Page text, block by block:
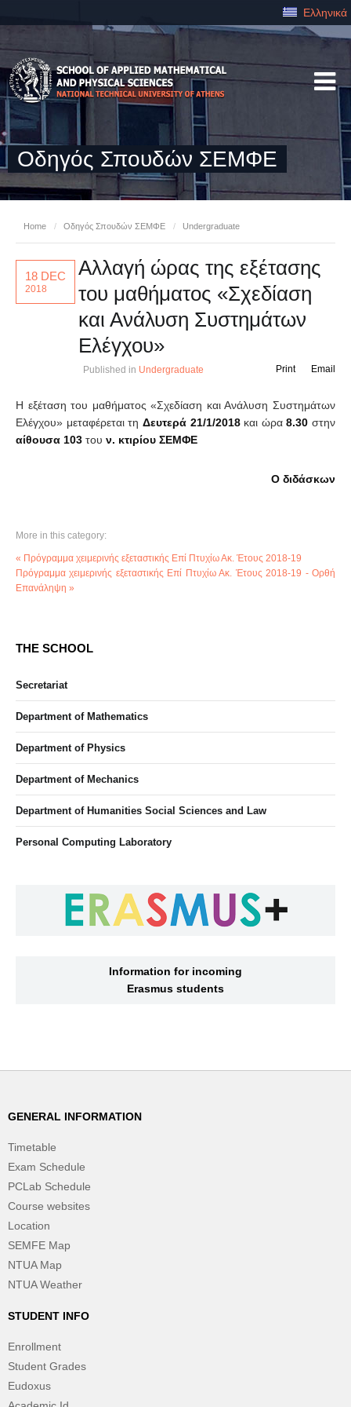
Ελληνικά
Οδηγός Σπουδών ΣΕΜΦΕ
Home / Οδηγός Σπουδών ΣΕΜΦΕ / Undergraduate
18 DEC
2018
Αλλαγή ώρας της εξέτασης
του μαθήματος «Σχεδίαση
και Ανάλυση Συστημάτων
Ελέγχου»
Published in Undergraduate Email
Print
Η εξέταση του μαθήματος «Σχεδίαση και Ανάλυση Συστημάτων
Ελέγχου» μεταφέρεται τη Δευτερά 21/1/2018και ώρα8.30 στην
αίθουσα 103 του ν. κτιρίου ΣΕΜΦΕ
O διδάσκων
More in this category:
« Πρόγραμμα χειμερινής εξεταστικής Επί Πτυχίω Ακ. Έτους 2018-19
Πρόγραμμα χειμερινής εξεταστικής Επί Πτυχίω Ακ. Έτους 2018-19 - Ορθή
Επανάληψη »
THE SCHOOL
Secretariat
Department of Mathematics
Department of Physics
Department of Mechanics
Department of Humanities Social Sciences and Law
Personal Computing Laboratory
Information for incoming
Erasmus students
GENERAL INFORMATION
Timetable
Exam Schedule
PCLab Schedule
Course websites
Location
SEMFE Map
NTUA Map
NTUA Weather
STUDENT INFO
Enrollment
Student Grades
Eudoxus